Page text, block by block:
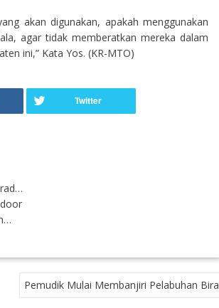
akan digunakan, apakah menggunakan
agar tidak memberatkan mereka dalam
ini,” Kata Yos. (KR-MTO)
Pemudik Mulai Membanjiri Pelabuhan Bira